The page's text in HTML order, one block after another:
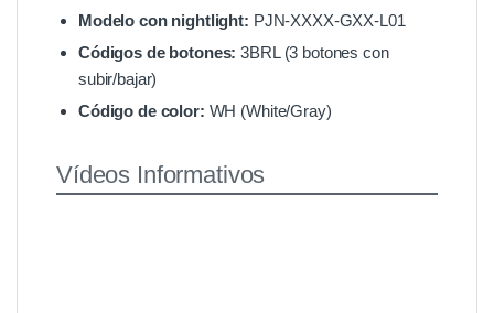
Modelo con nightlight: PJN-XXXX-GXX-L01
Códigos de botones: 3BRL (3 botones con
subir/bajar)
Código de color: WH (White/Gray)
Vídeos Informativos